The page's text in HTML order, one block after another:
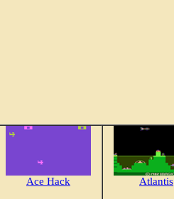
Ace Hack Atlantis